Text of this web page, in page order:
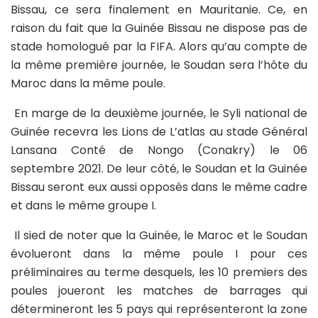
Bissau, ce sera finalement en Mauritanie. Ce, en
raison du fait que la Guinée Bissau ne dispose pas de
stade homologué par la FIFA. Alors qu’au compte de
la même première journée, le Soudan sera l’hôte du
Maroc dans la même poule.
En marge de la deuxième journée, le Syli national de
Guinée recevra les Lions de L’atlas au stade Général
Lansana Conté de Nongo (Conakry) le 06
septembre 2021. De leur côté, le Soudan et la Guinée
Bissau seront eux aussi opposés dans le même cadre
et dans le même groupe I.
Il sied de noter que la Guinée, le Maroc et le Soudan
évolueront dans la même poule I pour ces
préliminaires au terme desquels, les 10 premiers des
poules joueront les matches de barrages qui
détermineront les 5 pays qui représenteront la zone